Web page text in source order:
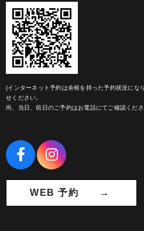
(インターネット予約は余裕を持った予約状況にな
せください。
尚、当日、前日のご予約はお電話にてご確認くだ
WEB 予約 →